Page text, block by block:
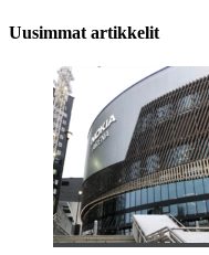
Uusimmat artikkelit